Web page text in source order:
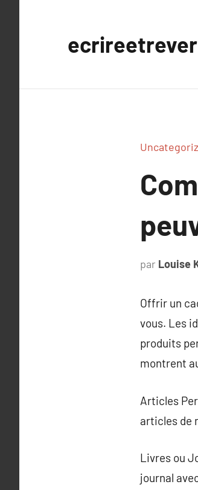
ecrireetrever
par Louise
Offrir un
vous. Les
produits
montrent
Articles
articles de
Livres ou
journal